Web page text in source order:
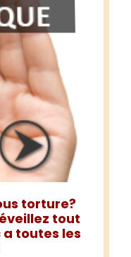
torture?
tout
toutes les